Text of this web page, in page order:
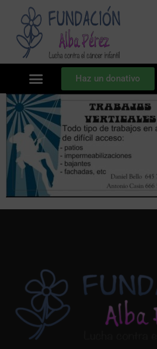
Haz un donativo